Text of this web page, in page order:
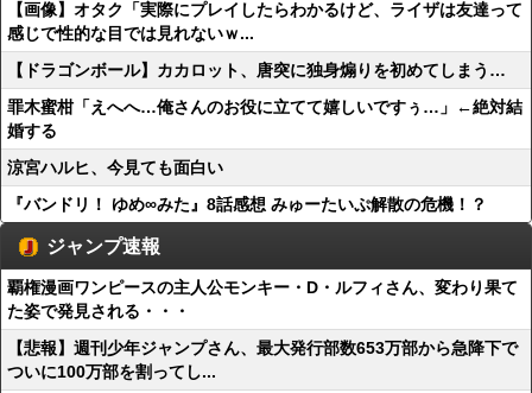
【画像】オタク「実際にプレイしたらわかるけど、ライザは友達って
感じで性的な目では見れないｗ...
【ドラゴンボール】カカロット、唐突に独身煽りを初めてしまう…
罪木蜜柑「えへへ…俺さんのお役に立てて嬉しいですぅ…」←絶対結
婚する
涼宮ハルヒ、今見ても面白い
『バンドリ！ ゆめ∞みた』8話感想 みゅーたいぷ解散の危機！？
ジャンプ速報
覇権漫画ワンピースの主人公モンキー・D・ルフィさん、変わり果て
た姿で発見される・・・
【悲報】週刊少年ジャンプさん、最大発行部数653万部から急降下で
ついに100万部を割ってし...